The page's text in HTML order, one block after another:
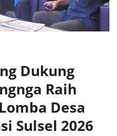
Dukung
Raih
Desa
Sulsel 2026